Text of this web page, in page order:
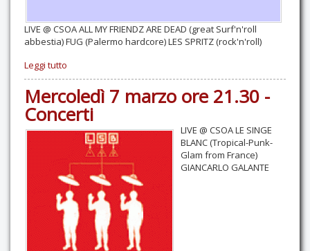
LIVE @ CSOA ALL MY FRIENDZ ARE DEAD (great Surf'n'roll
abbestia) FUG (Palermo hardcore) LES SPRITZ (rock'n'roll)
Leggi tutto
Mercoledì 7 marzo ore 21.30 -
Concerti
LIVE @ CSOA LE SINGE
BLANC (Tropical-Punk-
Glam from France)
GIANCARLO GALANTE